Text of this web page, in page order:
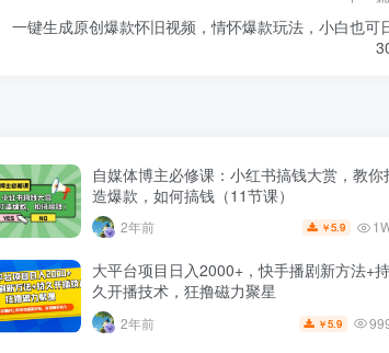
一键生成原创爆款怀旧视频，情怀爆款玩法，小白也可
自媒体博主必修课：小红书搞钱大赏，教你
造爆款，如何搞钱（11节课）
2年前 ￥5.9
大平台项目日入2000+，快手播剧新方法+持
久开播技术，狂撸磁力聚星
2年前 ￥5.9